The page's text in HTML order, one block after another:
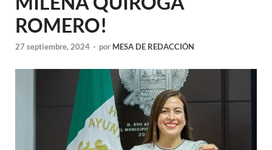
ROMERO!
27 septiembre, 2024 - por MESA DE REDACCIÓN